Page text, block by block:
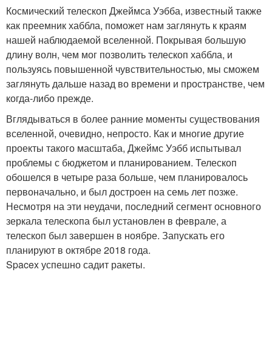
Космический телескоп Джеймса Уэбба, известный также
как преемник хаббла, поможет нам заглянуть к краям
нашей наблюдаемой вселенной. Покрывая большую
длину волн, чем мог позволить телескоп хаббла, и
пользуясь повышенной чувствительностью, мы сможем
заглянуть дальше назад во времени и пространстве, чем
когда-либо прежде.
Вглядываться в более ранние моменты существования
вселенной, очевидно, непросто. Как и многие другие
проекты такого масштаба, Джеймс Уэбб испытывал
проблемы с бюджетом и планированием. Телескоп
обошелся в четыре раза больше, чем планировалось
первоначально, и был достроен на семь лет позже.
Несмотря на эти неудачи, последний сегмент основного
зеркала телескопа был установлен в феврале, а
телескоп был завершен в ноябре. Запускать его
планируют в октябре 2018 года.
Spacex успешно садит ракеты.